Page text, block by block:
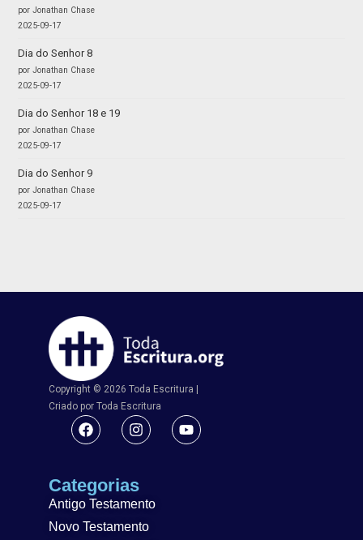
por Jonathan Chase
2025-09-17
Dia do Senhor 8
por Jonathan Chase
2025-09-17
Dia do Senhor 18 e 19
por Jonathan Chase
2025-09-17
Dia do Senhor 9
por Jonathan Chase
2025-09-17
Copyright © 2026 Toda Escritura |
Criado por Toda Escritura
Categorias
Antigo Testamento
Novo Testamento